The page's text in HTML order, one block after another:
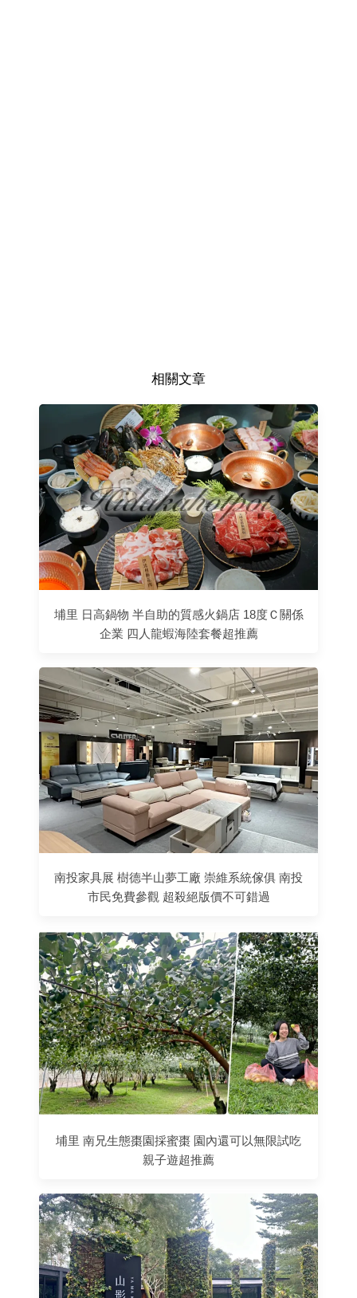
相關文章
埔里 日高鍋物 半自助的質感火鍋店 18度Ｃ關係
企業 四人龍蝦海陸套餐超推薦
南投家具展 樹德半山夢工廠 崇維系統傢俱 南投
市民免費參觀 超殺絕版價不可錯過
埔里 南兄生態棗園採蜜棗 園內還可以無限試吃
親子遊超推薦